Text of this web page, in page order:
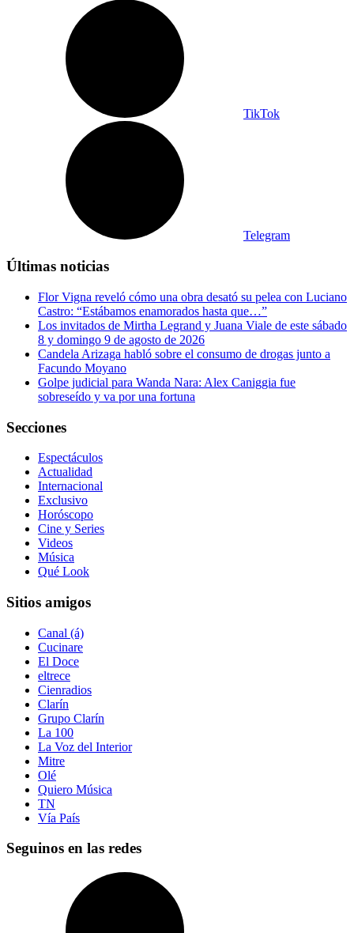
TikTok
Telegram
Últimas noticias
Flor Vigna reveló cómo una obra desató su pelea con Luciano
Castro: “Estábamos enamorados hasta que…”
Los invitados de Mirtha Legrand y Juana Viale de este sábado
8 y domingo 9 de agosto de 2026
Candela Arizaga habló sobre el consumo de drogas junto a
Facundo Moyano
Golpe judicial para Wanda Nara: Alex Caniggia fue
sobreseído y va por una fortuna
Secciones
Espectáculos
Actualidad
Internacional
Exclusivo
Horóscopo
Cine y Series
Videos
Música
Qué Look
Sitios amigos
Canal (á)
Cucinare
El Doce
eltrece
Cienradios
Clarín
Grupo Clarín
La 100
La Voz del Interior
Mitre
Olé
Quiero Música
TN
Vía País
Seguinos en las redes